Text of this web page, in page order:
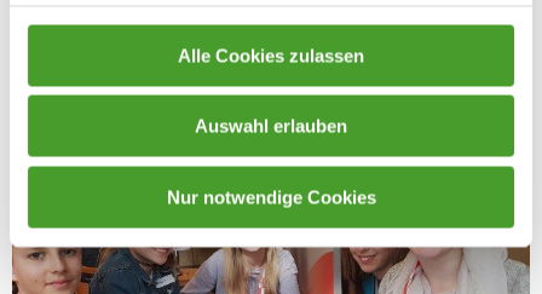
Alle Cookies zulassen
Auswahl erlauben
Nur notwendige Cookies